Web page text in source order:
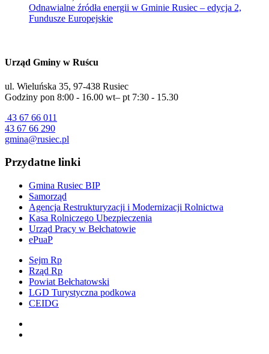
Odnawialne źródła energii w Gminie Rusiec – edycja 2,
Fundusze Europejskie
Urząd Gminy w Ruścu
ul. Wieluńska 35, 97-438 Rusiec
Godziny pon 8:00 - 16.00 wt– pt 7:30 - 15.30
43 67 66 011
43 67 66 290
gmina@rusiec.pl
Przydatne linki
Gmina Rusiec BIP
Samorząd
Agencja Restrukturyzacji i Modernizacji Rolnictwa
Kasa Rolniczego Ubezpieczenia
Urząd Pracy w Bełchatowie
ePuaP
Sejm Rp
Rząd Rp
Powiat Bełchatowski
LGD Turystyczna podkowa
CEIDG